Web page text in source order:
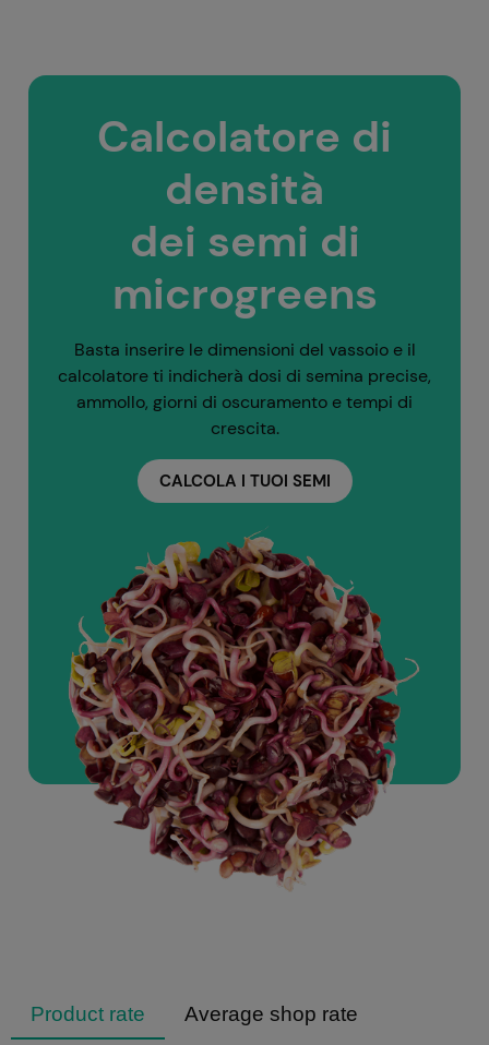
Calcolatore di
densità
dei semi di
microgreens
Basta inserire le dimensioni del vassoio e il
calcolatore ti indicherà dosi di semina precise,
ammollo, giorni di oscuramento e tempi di
crescita.
CALCOLA I TUOI SEMI
Product rate Average shop rate